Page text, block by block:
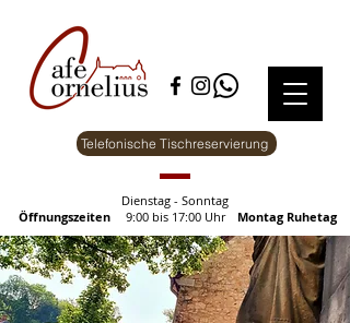
Telefonische Tischreservierung
Montag Ruhetag
Dienstag - Sonntag
9:00 bis 17:00 Uhr
Öffnungszeiten